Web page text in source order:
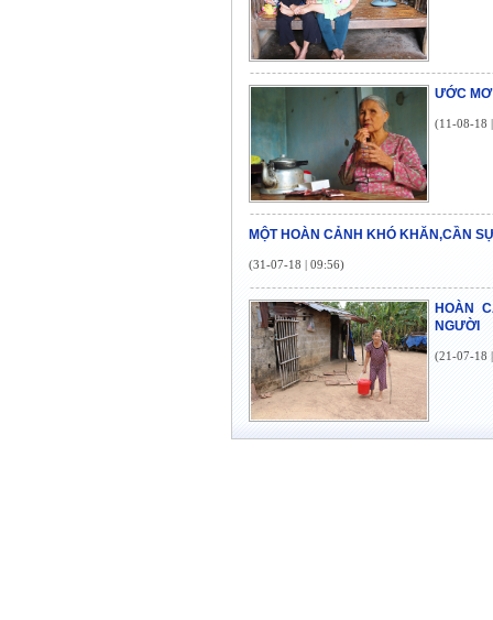
ƯỚC
(11-08-18
MỘT HOÀN CẢNH KHÓ KHĂN,CẦN
(31-07-18 | 09:56)
HOÀN
NGƯỜI
(21-07-18